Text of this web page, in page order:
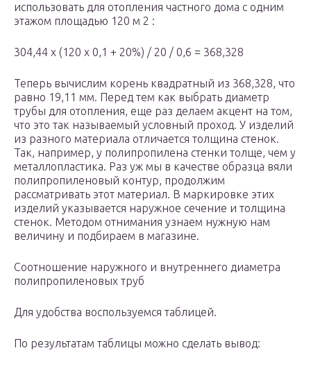
использовать для отопления частного дома с одним
этажом площадью 120 м 2 :
304,44 х (120 х 0,1 + 20%) / 20 / 0,6 = 368,328
Теперь вычислим корень квадратный из 368,328, что
равно 19,11 мм. Перед тем как выбрать диаметр
трубы для отопления, еще раз делаем акцент на том,
что это так называемый условный проход. У изделий
из разного материала отличается толщина стенок.
Так, например, у полипропилена стенки толще, чем у
металлопластика. Раз уж мы в качестве образца вяли
полипропиленовый контур, продолжим
рассматривать этот материал. В маркировке этих
изделий указывается наружное сечение и толщина
стенок. Методом отнимания узнаем нужную нам
величину и подбираем в магазине.
Соотношение наружного и внутреннего диаметра
полипропиленовых труб
Для удобства воспользуемся таблицей.
По результатам таблицы можно сделать вывод: